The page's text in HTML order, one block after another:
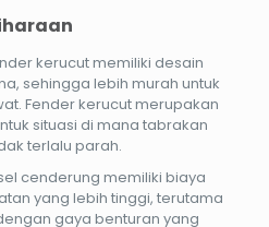
kerucut memiliki desain
sehingga lebih murah untuk
Fender kerucut merupakan
situasi di mana tabrakan
terlalu parah.
cenderung memiliki biaya
yang lebih tinggi, terutama
gaya benturan yang